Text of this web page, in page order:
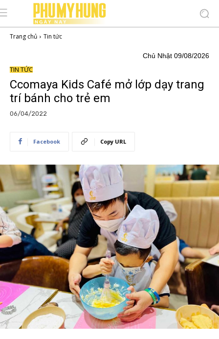
Trang chủ Tin tức
Chủ Nhật 09/08/2026
TIN TỨC
Ccomaya Kids Café mở lớp dạy trang
trí bánh cho trẻ em
06/04/2022
Facebook Copy URL